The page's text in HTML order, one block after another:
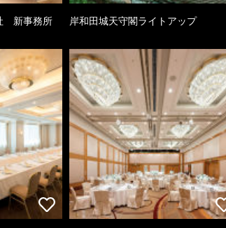
新事務所 岸和田城天守閣ライトアップ